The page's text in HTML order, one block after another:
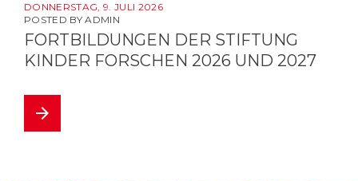
DONNERSTAG, 9. JULI 2026
POSTED BYADMIN
FORTBILDUNGEN DER STIFTUNG
KINDER FORSCHEN 2026 UND 2027
arrow_forward